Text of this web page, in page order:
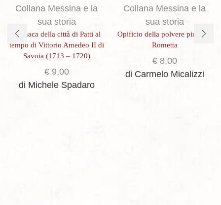
Collana Messina e la
sua storia
Cronaca della città di Patti al
tempo di Vittorio Amedeo II di
Savoia (1713 – 1720)
€9,00
di Michele Spadaro
Collana Messina e la
sua storia
Opificio della polvere pirica in
Rometta
€8,00
di Carmelo Micalizzi